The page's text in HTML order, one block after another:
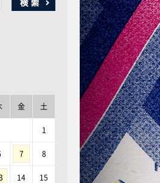
金 土
1
7 8
14 15